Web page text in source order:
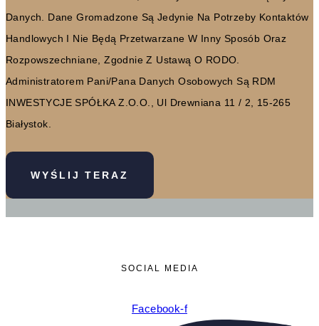
Danych. Dane Gromadzone Są Jedynie Na Potrzeby Kontaktów
Handlowych I Nie Będą Przetwarzane W Inny Sposób Oraz
Rozpowszechniane, Zgodnie Z Ustawą O RODO.
Administratorem Pani/Pana Danych Osobowych Są RDM
INWESTYCJE SPÓŁKA Z.O.O., Ul Drewniana 11 / 2, 15-265
Białystok.
WYŚLIJ TERAZ
SOCIAL MEDIA
Facebook-f